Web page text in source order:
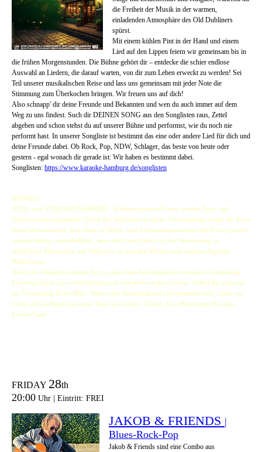
die Freiheit der Musik in der warmen,
einladenden Atmosphäre des Old Dubliners
spürst.
Mit einem kühlen Pint in der Hand und einem
Lied auf den Lippen feiern wir gemeinsam bis in
die frühen Morgenstunden. Die Bühne gehört dir – entdecke die schier endlose
Auswahl an Liedern, die darauf warten, von dir zum Leben erweckt zu werden! Sei
Teil unserer musikalischen Reise und lass uns gemeinsam mit jeder Note die
Stimmung zum Überkochen bringen. Wir freuen uns auf dich!
Also schnapp' dir deine Freunde und Bekannten und wen du auch immer auf dem
Weg zu uns findest. Such dir DEINEN SONG aus den Songlisten raus, Zettel
abgeben und schon stehst du auf unserer Bühne und performst, wie du noch nie
performt hast. In unserer Songliste ist bestimmt das eine oder andere Lied für dich und
deine Freunde dabei. Ob Rock, Pop, NDW, Schlager, das beste von heute oder
gestern - egal wonach dir gerade ist: Wir haben es bestimmt dabei.
Songlisten: https://www.karaoke-hamburg.de/songlisten
HINWEIS:
FOTO- und VIDEOAUFNAHMEN - Während unseres Events werden Foto- und
Videoaufnahmengemacht. Durch die Teilnahme an dieser Veranstaltung erklärt Ihr Euch
damit einverstanden, dass diese zu Werbe- und Informationszwecken durch uns genutzt
werden dürfen, einschließlich , aber nicht beschränkt auf die Verwendung in
gedruckten Materialien, auf Webseiten, in sozialen Medien und anderen digitalen
Plattformen.
Durch die Teilnahme stimmt Ihr zu, dass diese Aufnahmenohne weitere Zustimmung
Eurerseits durch uns veröffentlicht und verbreitet werden können. Solltet Ihr nicht mit
der Vewendung Eurer Bild-, Video oder Tonaufnahmen einverstanden sein, bitten wir
Euch, sich zu Beginn an unser Team zu wenden. Danke, Euer Hamburger Karaoke
Events-Team
FRIDAY 28th
20:00 Uhr | Eintritt: FREI
JAKOB & FRIENDS |
Blues-Rock-Pop
Jakob & Friends sind eine Combo aus